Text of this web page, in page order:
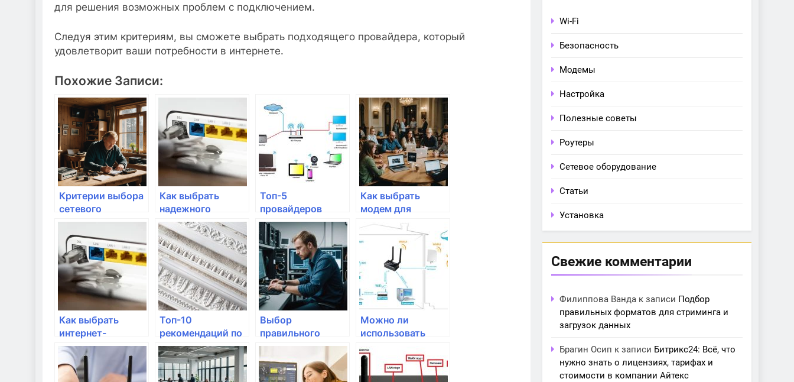
для решения возможных проблем с подключением.
Следуя этим критериям, вы сможете выбрать подходящего провайдера, который
удовлетворит ваши потребности в интернете.
Похожие Записи:
Критерии выбора
сетевого
оборудования для
компании
Как выбрать
надежного
провайдера
интернета?
Топ-5
провайдеров
интернета: как
выбрать лучшего
Как выбрать
модем для
домашнего
интернета
Как выбрать
интернет-
провайдера для
удаленного
доступа?
Топ-10
рекомендаций по
настройке
домашнего
интернета
Выбор
правильного
провайдера: на
что обратить
внимание
Можно ли
использовать
роутер без
провайдера
интернета?
Wi-Fi
Безопасность
Модемы
Настройка
Полезные советы
Роутеры
Сетевое оборудование
Статьи
Установка
Свежие комментарии
Филиппова Ванда к записи Подбор
правильных форматов для стриминга и
загрузок данных
Брагин Осип к записи Битрикс24: Всё, что
нужно знать о лицензиях, тарифах и
стоимости в компании Айтекс